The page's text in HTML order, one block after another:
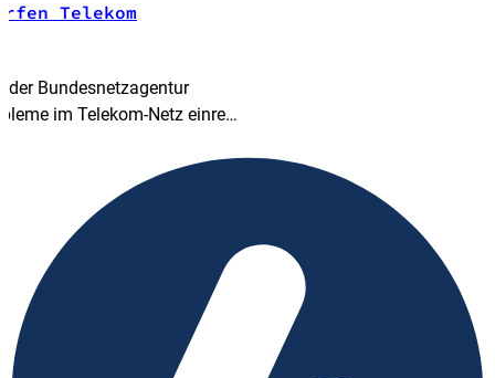
Telekom
der Bundes­netz­agentur
im Telekom-Netz einrei­